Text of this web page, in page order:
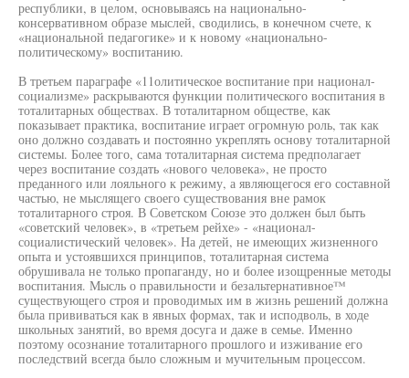
республики, в целом, основываясь на национально-
консервативном образе мыслей, сводились, в конечном счете, к
«национальной педагогике» и к новому «национально-
политическому» воспитанию.
В третьем параграфе «11олитическое воспитание при национал-
социализме» раскрываются функции политического воспитания в
тоталитарных обществах. В тоталитарном обществе, как
показывает практика, воспитание играет огромную роль, так как
оно должно создавать и постоянно укреплять основу тоталитарной
системы. Более того, сама тоталитарная система предполагает
через воспитание создать «нового человека», не просто
преданного или лояльного к режиму, а являющегося его составной
частью, не мыслящего своего существования вне рамок
тоталитарного строя. В Советском Союзе это должен был быть
«советский человек», в «третьем рейхе» - «национал-
социалистический человек». На детей, не имеющих жизненного
опыта и устоявшихся принципов, тоталитарная система
обрушивала не только пропаганду, но и более изощренные методы
воспитания. Мысль о правильности и безальтернативное™
существующего строя и проводимых им в жизнь решений должна
была прививаться как в явных формах, так и исподволь, в ходе
школьных занятий, во время досуга и даже в семье. Именно
поэтому осознание тоталитарного прошлого и изживание его
последствий всегда было сложным и мучительным процессом.